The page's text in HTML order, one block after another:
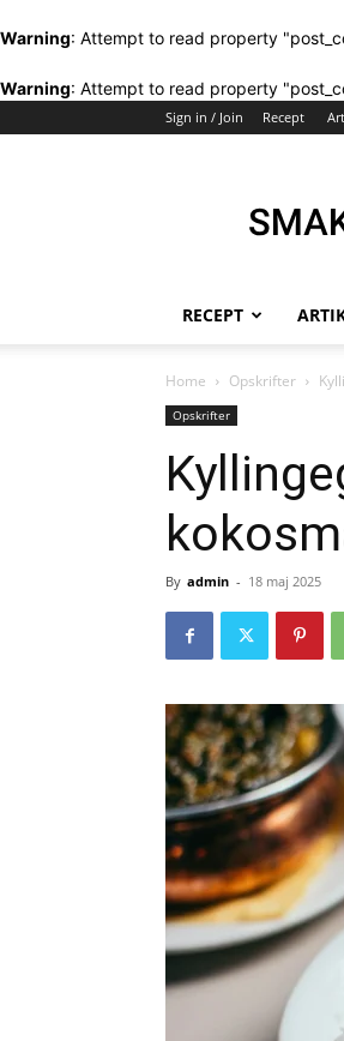
Warning: Attempt to read property
Warning: Attempt to read property
Sign in / Join Recept
RECEPT
Home Opskrifter
Opskrifter
By admin - 18 maj 2025